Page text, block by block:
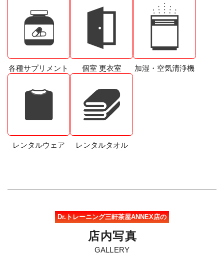
各種サプリメント 個室 更衣室 加湿・空気清浄機
レンタルウェア レンタルタオル
Dr.トレーニング三軒茶屋ANNEX店の
店内写真
GALLERY